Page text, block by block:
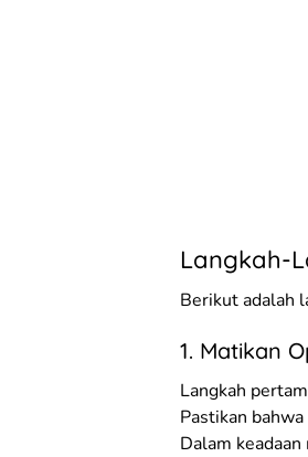
Langkah-
Berikut adalah
1. Matikan
Langkah
Pastikan
Dalam